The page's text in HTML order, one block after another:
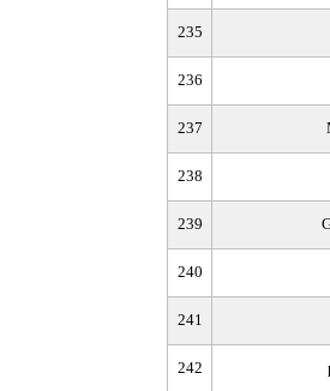
235
236
237
238
239
240
241
242